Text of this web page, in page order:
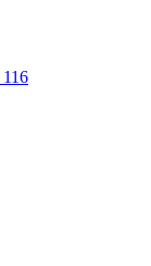
116